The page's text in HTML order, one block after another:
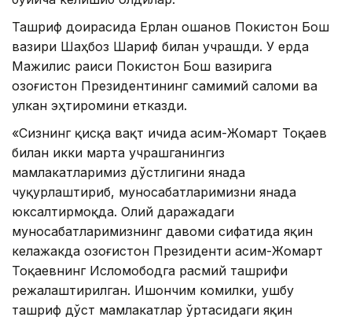
Ташриф доирасида Ерлан Қошанов Покистон Бош
вазири Шаҳбоз Шариф билан учрашди. У ерда
Мажилис раиси Покистон Бош вазирига
Қозоғистон Президентининг самимий саломи ва
улкан эҳтиромини етказди.
«Сизнинг қисқа вақт ичида Қасим-Жомарт Тоқаев
билан икки марта учрашганингиз
мамлакатларимиз дўстлигини янада
чуқурлаштириб, муносабатларимизни янада
юксалтирмоқда. Олий даражадаги
муносабатларимизнинг давоми сифатида яқин
келажакда Қозоғистон Президенти Қасим-Жомарт
Тоқаевнинг Исломободга расмий ташрифи
режалаштирилган. Ишончим комилки, ушбу
ташриф дўст мамлакатлар ўртасидаги яқин